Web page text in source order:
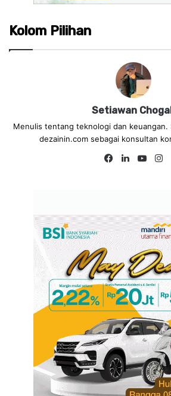
Kolom Pilihan
Setiawan
Menulis tentang teknologi dan keuangan.
dezainin.com sebagai konsultan
Fa
Lin
Yo